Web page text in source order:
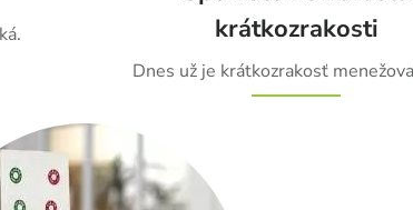
krátkozrakosti
Dnes už je krátkozrakosť